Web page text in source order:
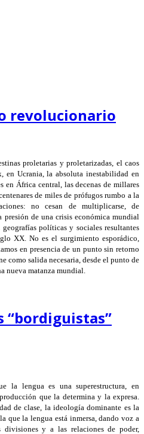
revolucionario
proletarias y proletarizadas, el caos
en Ucrania, la absoluta inestabilidad en
en África central, las decenas de millares
de miles de prófugos rumbo a la
no cesan de multiplicarse, de
presión de una crisis económica mundial
políticas y sociales resultantes
XX. No es el surgimiento esporádico,
en presencia de un punto sin retorno
como salida necesaria, desde el punto de
nueva matanza mundial.
“bordiguistas”
la lengua es una superestructura, en
que la determina y la expresa.
de clase, la ideología dominante es la
que la lengua está inmersa, dando voz a
divisiones y a las relaciones de poder,